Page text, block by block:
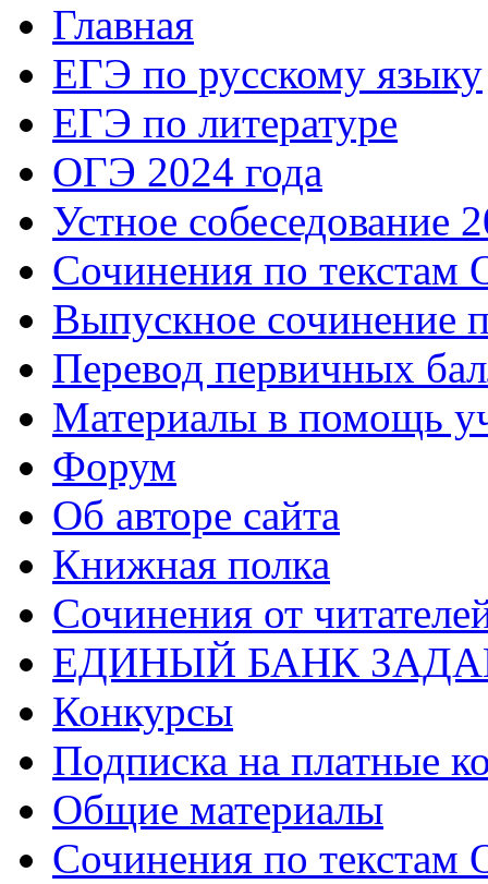
Главная
ЕГЭ по русскому языку
ЕГЭ по литературе
ОГЭ 2024 года
Устное собеседование
Сочинения по текстам
Выпускное сочинение
Перевод первичных
Материалы в помощь
Форум
Об авторе сайта
Книжная полка
Cочинения от
ЕДИНЫЙ БАНК
Конкурсы
Подписка на платные
Общие материалы
Сочинения по текстам